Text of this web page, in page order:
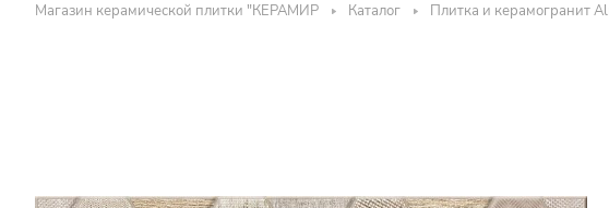
Магазин керамической плитки "КЕРАМИР Каталог Плитка и керамогранит